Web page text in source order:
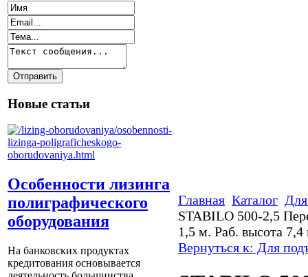
Новые статьи
Особенности лизинга
полиграфического
оборудования
На банковских продуктах
кредитования основывается
Главная Каталог
STABILO 500-2,5
1,5 м. Раб. высота 7,4
Вернуться к: Для